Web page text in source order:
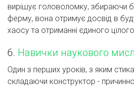
вирішує головоломку, збираючи
ферму, вона отримує досвід в
хаосу та отриманні єдиного
6. Навички наукового
Один з перших уроків, з яким
складаючи конструктор - причинно